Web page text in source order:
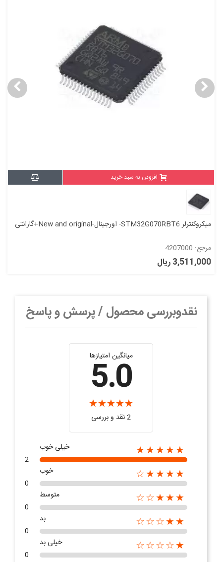
افزودن به سبد خرید
میکروکنترلر STM32G070RBT6- اورجینال-New and original+گارانتی
مرجع: 4207000
3,511,000 ریال
نقدوبررسی محصول / پرسش و پاسخ
میانگین امتیازها
5.0
2 نقد و بررسی‌‌
★★★★★
خیلی خوب
2
★★★★☆
خوب
0
★★★☆☆
متوسط
0
★★☆☆☆
بد
0
★☆☆☆☆
خیلی بد
0